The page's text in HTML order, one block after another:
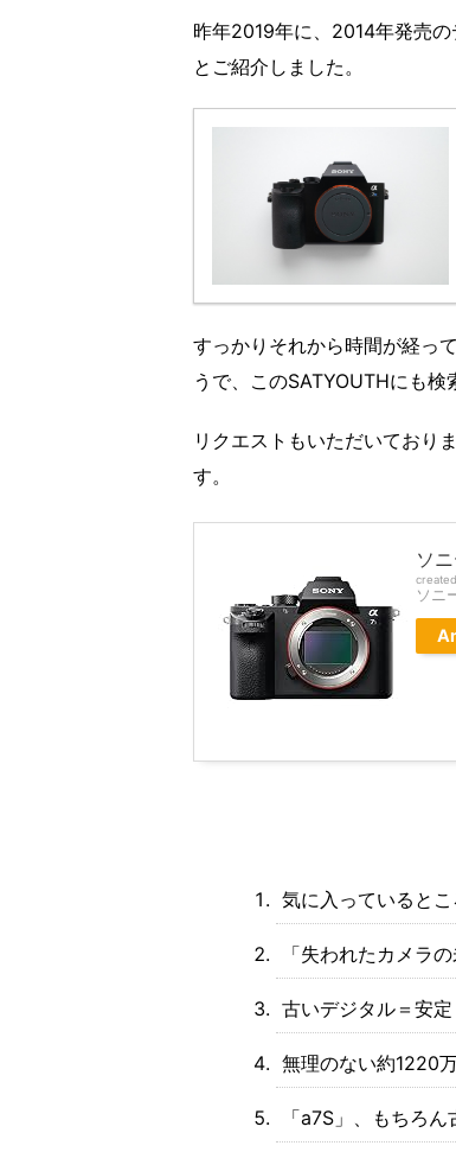
昨年2019年に、2014年発売
とご紹介しました。
すっかりそれから時間が経っ
うで、このSATYOUTHにも検
リクエストもいただいており
す。
ソ
ソニ
気に入っていると
「失われたカメラ
古いデジタル＝安定
無理のない約1220
「a7S」、もちろ